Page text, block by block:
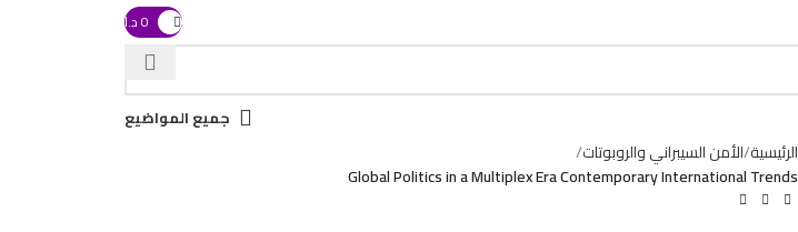
0د.ا
جميع المواضيع
الرئيسية الأمن السيبراني والروبوتات
Global Politics in a Multiplex Era Contemporary International Trends